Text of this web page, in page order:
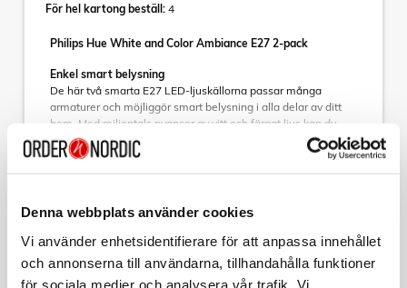
Denna webbplats använder cookies
Vi använder enhetsidentifierare för att anpassa innehållet
och annonserna till användarna, tillhandahålla funktioner
för sociala medier och analysera vår trafik. Vi
För hel kartong beställ: 4
Philips Hue White and Color Ambiance E27 2-pack
Enkel smart belysning
De här två smarta E27 LED-ljuskällorna passar många
armaturer och möjliggör smart belysning i alla delar av ditt
hem. Med miljontals nyanser av vitt och färgat ljus kan du
snabbt skapa rätt stämning.
• Ljus med fullspektrum (1000-20000K)
• Dimbar till 0,2% ljusstyrka
• Styr med användning av app eller röst
Läs mer
Tillbehör